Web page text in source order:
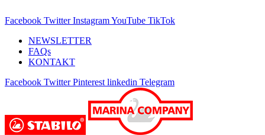
Facebook Twitter InstagramYouTube TikTok
NEWSLETTER
FAQs
KONTAKT
Facebook Twitter Pinterest linkedin Telegram